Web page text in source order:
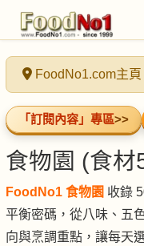
FoodNo1.com主頁
「訂閱內容」專區>>
食物園 (食材
FoodNo1 食物園 收錄
平衡密碼，從八味、五
向與烹調重點，讓每天